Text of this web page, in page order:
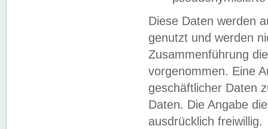
Diese Daten werden
genutzt und werden
Zusammenführung
vorgenommen. Eine
geschäftlicher Daten
Daten. Die Angabe
ausdrücklich freiwillig.